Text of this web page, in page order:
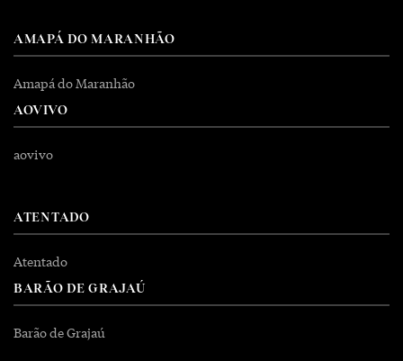
AMAPÁ DO MARANHÃO
Amapá do Maranhão
AOVIVO
aovivo
ATENTADO
Atentado
BARÃO DE GRAJAÚ
Barão de Grajaú